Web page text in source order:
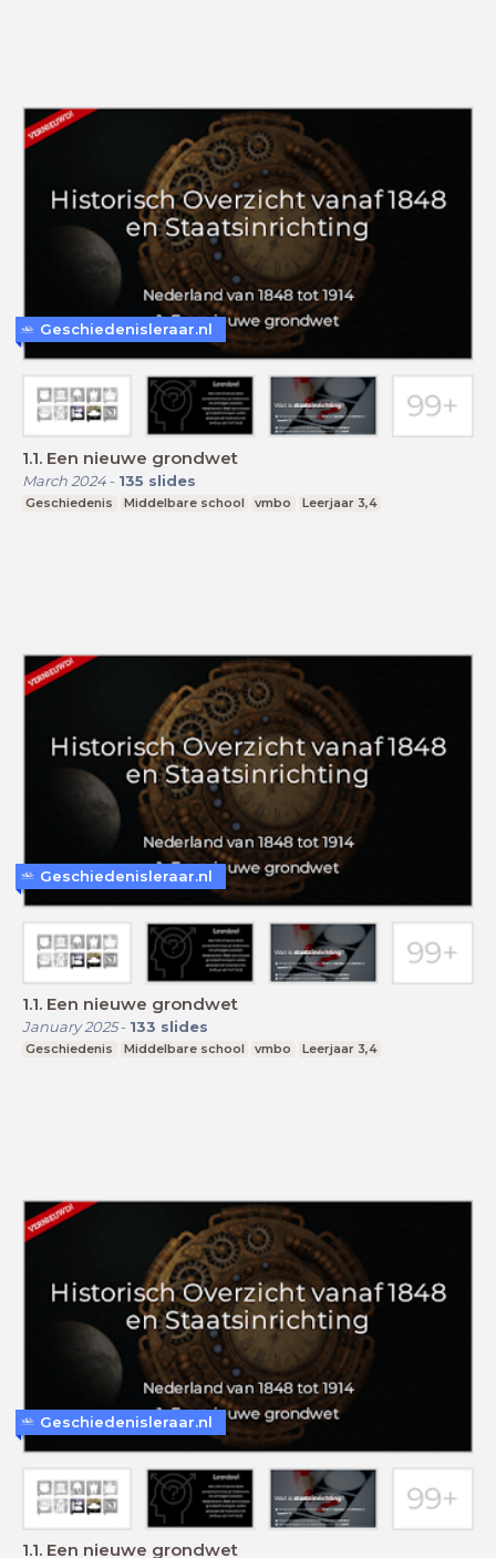
1.1. Een nieuwe grondwet
March 2024- 135 slides
Geschiedenis Middelbare school vmbo Leerjaar 3,4
Geschiedenisleraar.nl
1.1. Een nieuwe grondwet
January 2025- 133 slides
Geschiedenis Middelbare school vmbo Leerjaar 3,4
Geschiedenisleraar.nl
1.1. Een nieuwe grondwet
Geschiedenisleraar.nl